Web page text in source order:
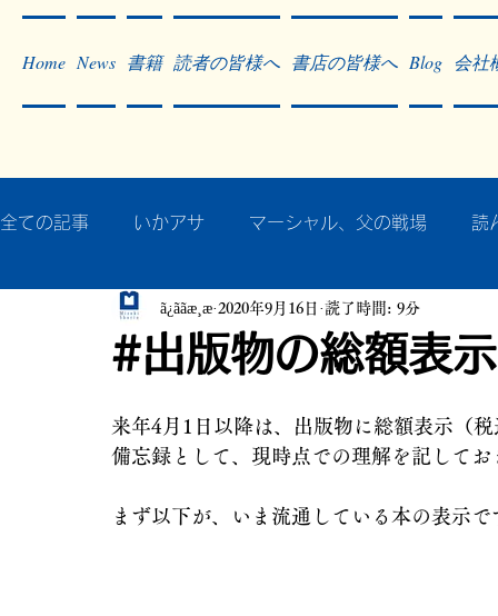
Home News 書籍 読者の皆様へ 書店の皆様へ Blog 会社
全ての記事 いかアサ マーシャル、父の戦場 読
秘蔵写真200枚でたどるアジア・太平洋戦争
#出版物の総額表
ã¿ããæ¸æ 2020年9月16日 読了時間: 9分
来年4月1日以降は、出版物に総額表示（
備忘録として、現時点での理解を記してお
まず以下が、いま流通している本の表示で